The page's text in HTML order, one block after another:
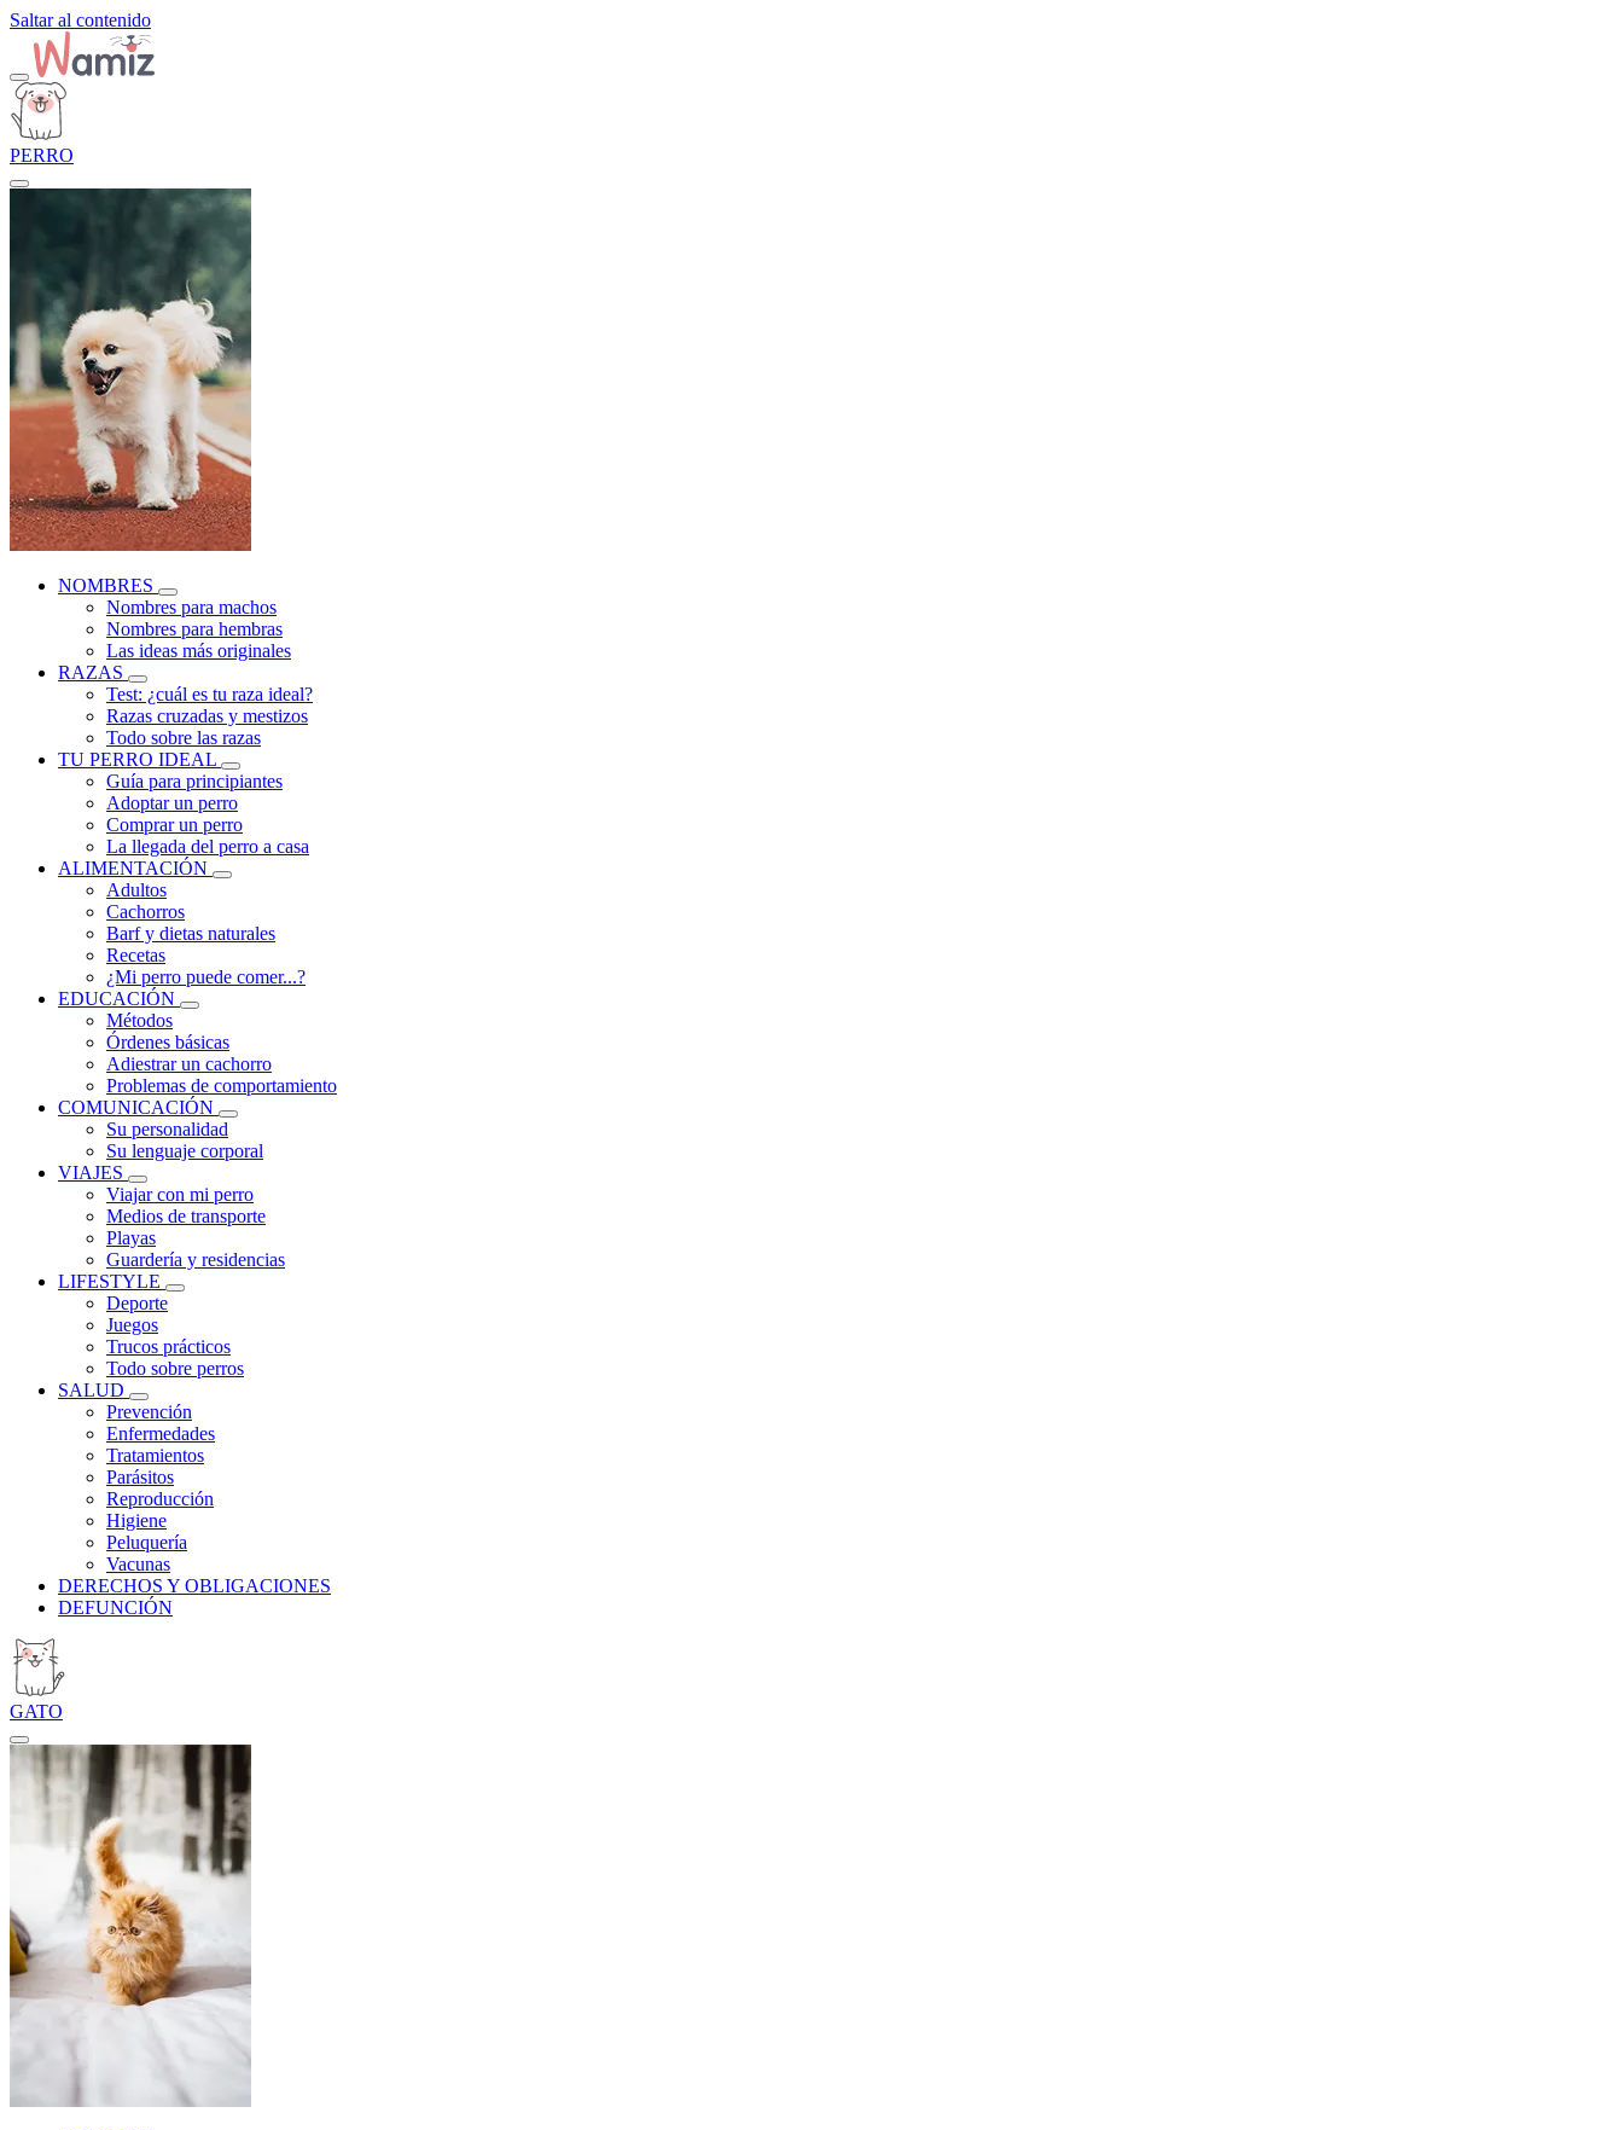
Saltar al contenido
PERRO
NOMBRES
Nombres para machos
Nombres para hembras
Las ideas más originales
RAZAS
Test: ¿cuál es tu raza ideal?
Razas cruzadas y mestizos
Todo sobre las razas
TU PERRO IDEAL
Guía para principiantes
Adoptar un perro
Comprar un perro
La llegada del perro a casa
ALIMENTACIÓN
Adultos
Cachorros
Barf y dietas naturales
Recetas
¿Mi perro puede comer...?
EDUCACIÓN
Métodos
Órdenes básicas
Adiestrar un cachorro
Problemas de comportamiento
COMUNICACIÓN
Su personalidad
Su lenguaje corporal
VIAJES
Viajar con mi perro
Medios de transporte
Playas
Guardería y residencias
LIFESTYLE
Deporte
Juegos
Trucos prácticos
Todo sobre perros
SALUD
Prevención
Enfermedades
Tratamientos
Parásitos
Reproducción
Higiene
Peluquería
Vacunas
DERECHOS Y OBLIGACIONES
DEFUNCIÓN
GATO